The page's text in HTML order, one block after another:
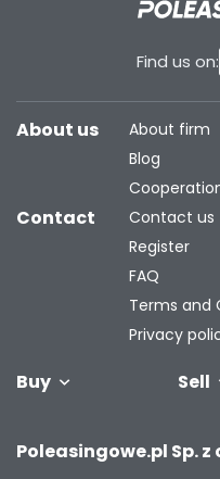
Find us on:
Buy Sell
your
About us
About firm
Blog
Contact
Contact us
Register
FAQ
Terms and
Privacy
Poleasingowe.pl Sp. z